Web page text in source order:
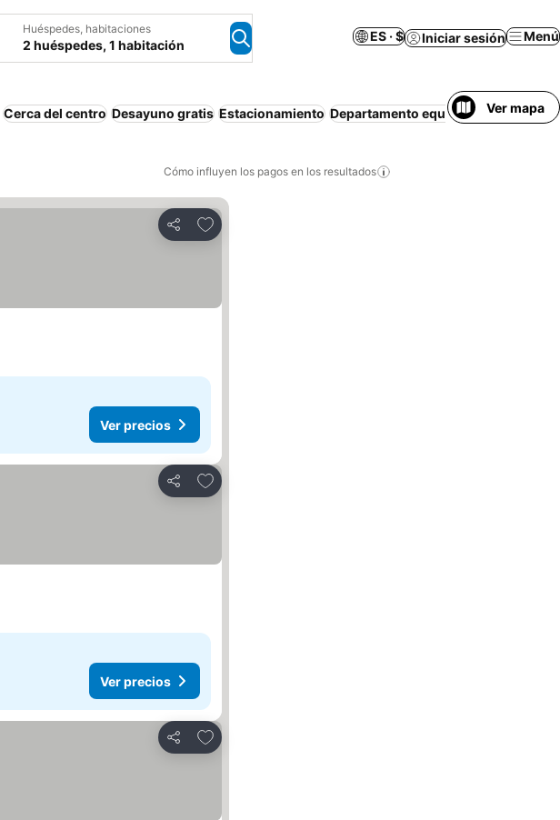
Huéspedes, habitaciones
2 huéspedes, 1 habitación
ES · $ Iniciar sesión Menú
Cerca del centro Desayuno gratis Estacionamiento Departamento equipado Bañera de
Ver mapa
Cómo influyen los pagos en los resultados
Compartir
Añadir a favoritos
Ver precios
Compartir
Añadir a favoritos
Ver precios
Compartir
Añadir a favoritos